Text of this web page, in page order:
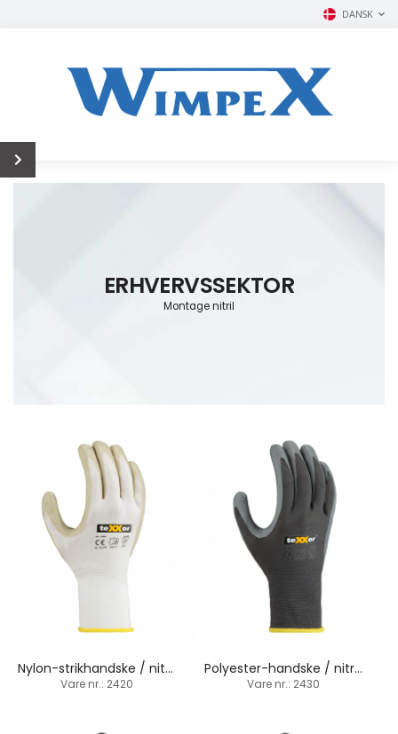
DANSK
ERHVERVSSEKTOR
Montage nitril
Nylon-strikhandske / nitril-belægning
Vare nr.: 2420
Polyester-handske / nitril-skumbelægning
Vare nr.: 2430